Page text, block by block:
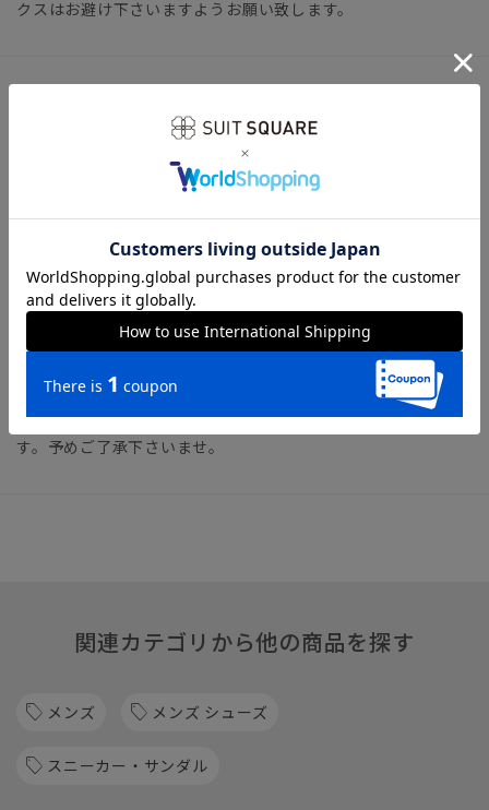
クスはお避け下さいますようお願い致します。
サイズ詳細
【24.0（39）・25.0（40）・26.0（41）・27.0（42）】
※（）内の数値はヨーロッパの表記サイズとなります。
※素材や仕様・デザインにより、着用感や実際のサイズが異な
る場合がございます。
※カラー名は管理用の表記となります。実際の商品の色味は商
※商品画像はできる限り実際の色に近づけて掲載しております
が、パソコン環境により色味に誤差が生じる場合がございま
す。予めご了承下さいませ。
関連カテゴリから他の商品を探す
メンズ メンズ シューズ
スニーカー・サンダル